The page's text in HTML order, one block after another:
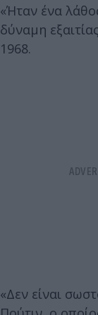
«Ήταν ένα
δύναμη
1968.
«Δεν είναι